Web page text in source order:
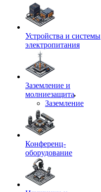
Устройства и системы
электропитания
Заземление и
молниезащита
Заземление
Конференц-
оборудование